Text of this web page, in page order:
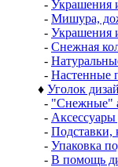
- Украшения
- Мишура,
- Украшения
- Снежная
-
- Настенные
♦ Уголок
- "Снежные"
- Аксессуары
- Подставки,
- Упаковка
- В помощь